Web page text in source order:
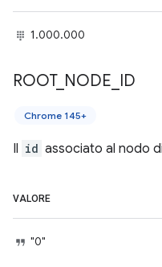
1.000.000
ROOT_ NODE ID
Chrome 145+
Il id associato al nodo
VALORE
"0"